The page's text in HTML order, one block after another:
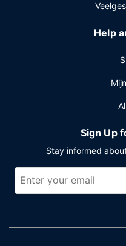
Help
Sign Up
Stay informed